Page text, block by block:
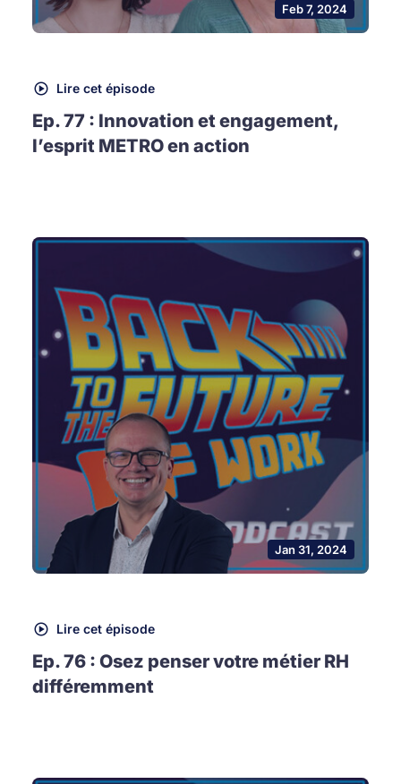
Feb 7, 2024
Lire cet épisode
Ep. 77 : Innovation et engagement,
l’esprit METRO en action
Jan 31, 2024
Lire cet épisode
Ep. 76 : Osez penser votre métier RH
différemment